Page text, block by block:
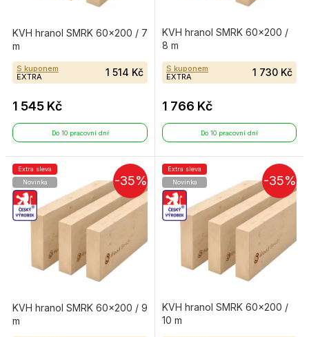
KVH hranol SMRK 60×200 / 7
m
S kuponem
EXTRA
1 514 Kč
1 545 Kč
Do 10 pracovní dní
KVH hranol SMRK 60×200 /
8 m
S kuponem
EXTRA
1 730 Kč
1 766 Kč
Do 10 pracovní dní
-35%
Extra sleva
Novinka
KVH hranol SMRK 60×200 / 9
m
-35%
Extra sleva
Novinka
KVH hranol SMRK 60×200 /
10 m